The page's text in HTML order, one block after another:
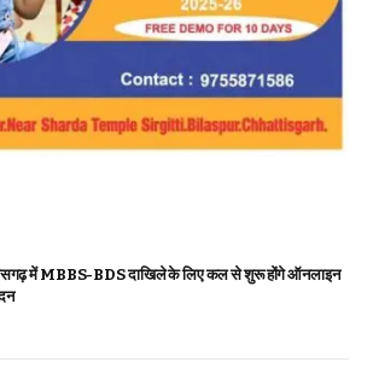
में MBBS-BDS दाखिले के लिए कल से शुरू होंगे ऑनलाइन